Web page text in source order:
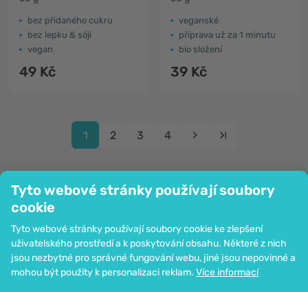
Tyto webové stránky používají soubory
cookie
Tyto webové stránky používají soubory cookie ke zlepšení
uživatelského prostředí a k poskytování obsahu. Některé z nich
jsou nezbytné pro správné fungování webu, jiné jsou nepovinné a
mohou být použity k personalizaci reklam. Více informací
bez přidaného cukru
bez lepku & sóji
vegan
49 Kč
veganské
příprava už za 1 minutu
bio složení
39 Kč
1 2 3 4
Společnost
Informace
Připojte se k nám
Pomoc a objednávky